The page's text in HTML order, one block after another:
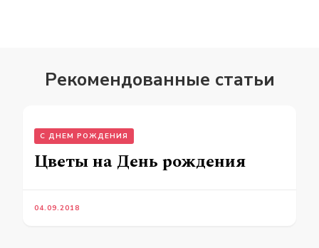
Рекомендованные статьи
С ДНЕМ РОЖДЕНИЯ
Цветы на День рождения
04.09.2018